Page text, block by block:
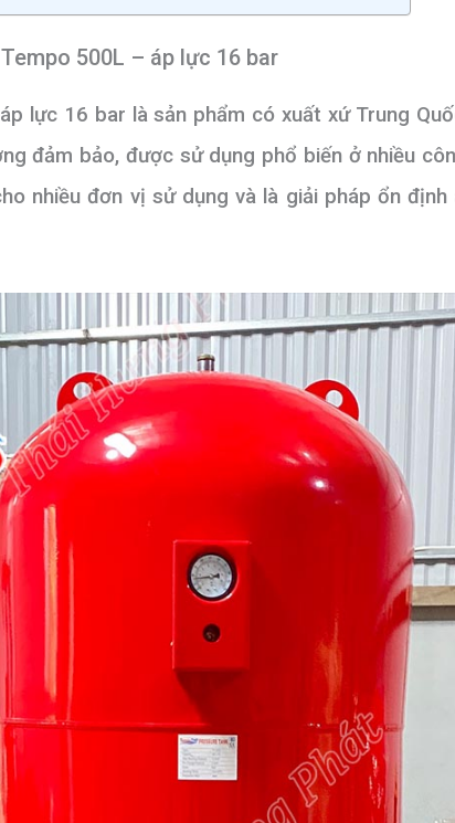
Tempo 500L – áp lực 16 bar
lực 16 bar là sản phẩm có xuất xứ Trung
đảm bảo, được sử dụng phổ biến ở nhiều
nhiều đơn vị sử dụng và là giải pháp ổn